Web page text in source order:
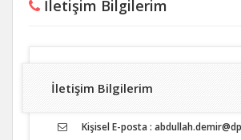
İletişim Bilgilerim
İletişim Bilgilerim
Kişisel E-posta :